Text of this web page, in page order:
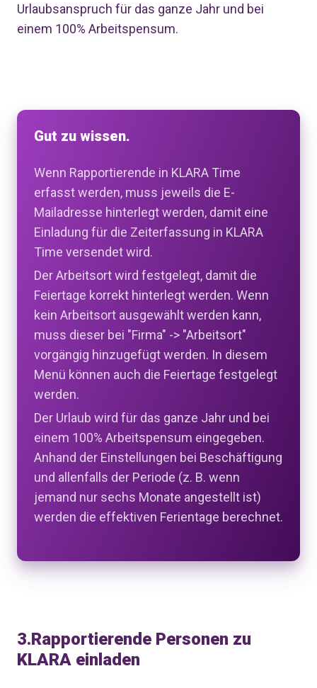
Urlaubsanspruch für das ganze Jahr und bei
einem 100% Arbeitspensum.
Gut zu wissen.
Wenn Rapportierende in KLARA Time
erfasst werden, muss jeweils die E-
Mailadresse hinterlegt werden, damit eine
Einladung für die Zeiterfassung in KLARA
Time versendet wird.
Der Arbeitsort wird festgelegt, damit die
Feiertage korrekt hinterlegt werden. Wenn
kein Arbeitsort ausgewählt werden kann,
muss dieser bei "Firma" -> "Arbeitsort"
vorgängig hinzugefügt werden. In diesem
Menü können auch die Feiertage festgelegt
werden.
Der Urlaub wird für das ganze Jahr und bei
einem 100% Arbeitspensum eingegeben.
Anhand der Einstellungen bei Beschäftigung
und allenfalls der Periode (z. B. wenn
jemand nur sechs Monate angestellt ist)
werden die effektiven Ferientage berechnet.
3.Rapportierende Personen zu
KLARA einladen